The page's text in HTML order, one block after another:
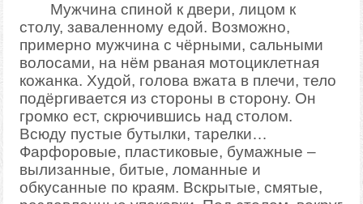
Мужчина спиной к двери, лицом к
столу, заваленному едой. Возможно,
примерно мужчина с чёрными, сальными
волосами, на нём рваная мотоциклетная
кожанка. Худой, голова вжата в плечи, тело
подёргивается из стороны в сторону. Он
громко ест, скрючившись над столом.
Всюду пустые бутылки, тарелки…
Фарфоровые, пластиковые, бумажные –
вылизанные, битые, ломанные и
обкусанные по краям. Вскрытые, смятые,